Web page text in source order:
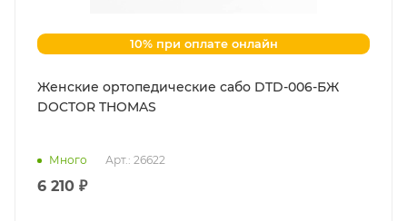
10% при оплате онлайн
Женские ортопедические сабо DTD-006-БЖ
DOCTOR THOMAS
Много Арт.: 26622
6 210 ₽